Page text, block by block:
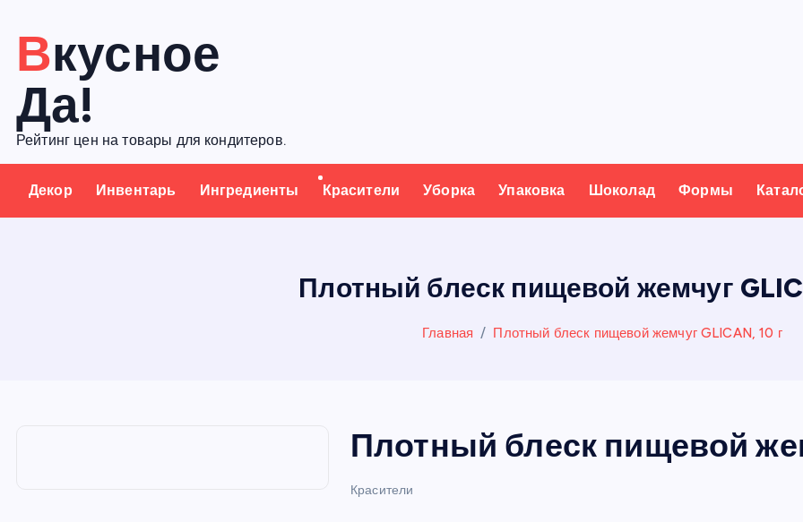
с
Вкусное
Да!
Рейтинг цен на товары для кондитеров.
Декор Инвентарь Ингредиенты Красители Уборка Упаковка Шоколад Формы
Плотный блеск пищевой жемчуг
Главная Плотный блеск пищевой жемчуг GLICAN, 10 г
Плотный блеск пищевой
Красители